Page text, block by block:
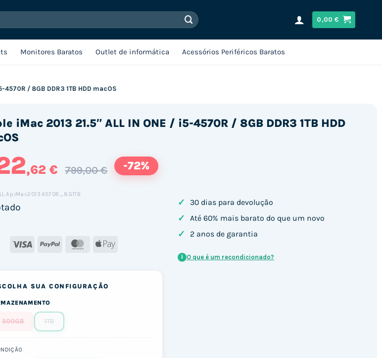
0,00€
Monitores Baratos Outlet de informática Acessórios Periféricos Baratos
4570R / 8GB DDR3 1TB HDD macOS
iMac 2013 21.5″ ALL IN ONE / i5-4570R / 8GB DDR3 1TB HDD
,62 € 799,00 € -72%
Visa PayPal MasterCard
Apple
SUA CONFIGURAÇÃO
500GB 1TB
✓ 30 dias para devolução
✓ Até 60% mais barato do que um novo
✓ 2 anos de garantia
i O que é um recondicionado?